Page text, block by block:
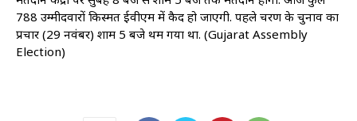
788 उम्मीदवारों किस्मत ईवीएम में कैद हो जाएगी. पहले चरण के चुनाव का
प्रचार (29 नवंबर) शाम 5 बजे थम गया था. (Gujarat Assembly
Election)